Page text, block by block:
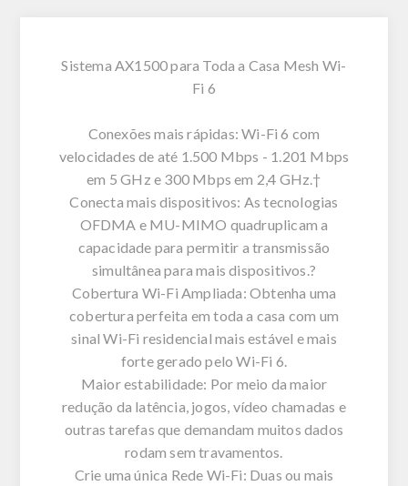
Sistema AX1500 para Toda a Casa Mesh Wi-
Fi 6
Conexões mais rápidas: Wi-Fi 6 com
velocidades de até 1.500 Mbps - 1.201 Mbps
em 5 GHz e 300 Mbps em 2,4 GHz.†
Conecta mais dispositivos: As tecnologias
OFDMA e MU-MIMO quadruplicam a
capacidade para permitir a transmissão
simultânea para mais dispositivos.?
Cobertura Wi-Fi Ampliada: Obtenha uma
cobertura perfeita em toda a casa com um
sinal Wi-Fi residencial mais estável e mais
forte gerado pelo Wi-Fi 6.
Maior estabilidade: Por meio da maior
redução da latência, jogos, vídeo chamadas e
outras tarefas que demandam muitos dados
rodam sem travamentos.
Crie uma única Rede Wi-Fi: Duas ou mais